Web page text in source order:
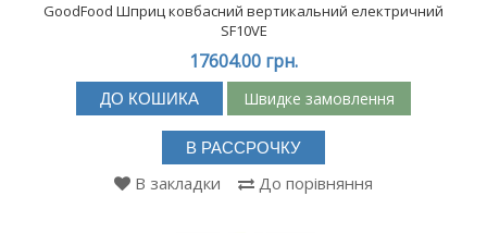
GoodFood Шприц ковбасний вертикальний електричний
SF10VE
17604.00 грн.
ДО КОШИКА Швидке замовлення
В РАССРОЧКУ
В закладки До порівняння